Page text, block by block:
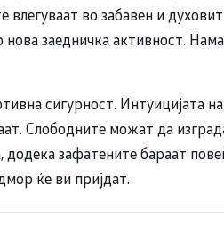
влегуваат во забавен и
заедничка активност.
сигурност. Интуицијата
Слободните можат да
додека зафатените бараат
ќе ви пријдат.